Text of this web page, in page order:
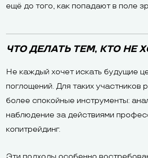
ещё до того, как попадают в поле
ЧТО ДЕЛАТЬ ТЕМ, КТО НЕ
Не каждый хочет искать будущие
поглощений. Для таких участников
более спокойные инструменты:
наблюдение за действиями
копитрейдинг.